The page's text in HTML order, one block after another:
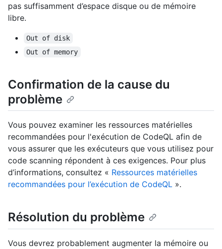
pas suffisamment d’espace disque ou de mémoire
libre.
Out of disk
Out of memory
Confirmation de la cause du
problème
Vous pouvez examiner les ressources matérielles
recommandées pour l'exécution de CodeQL afin de
vous assurer que les exécuteurs que vous utilisez pour
code scanning répondent à ces exigences. Pour plus
d’informations, consultez « Ressources matérielles
recommandées pour l’exécution de CodeQL ».
Résolution du problème
Vous devrez probablement augmenter la mémoire ou